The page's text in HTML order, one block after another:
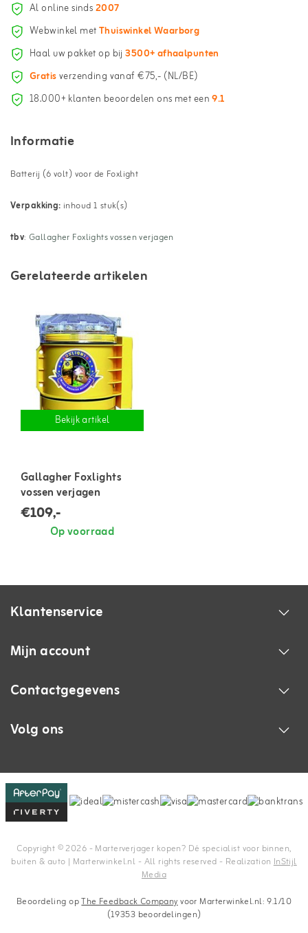
Al online sinds2007
Webwinkel metThuiswinkel Waarborg
Haal uw pakket op bij3500+ afhaalpunten
Gratisverzending vanaf €75,- (NL/BE)
18.000+ klanten beoordelen ons met een9.1
Informatie
Batterij (6 volt) voor de Foxlight
Verpakking: inhoud 1 stuk(s)
tbv: Gallagher Foxlights vossen verjagen
Gerelateerde artikelen
Bekijk artikel
Gallagher Foxlights
vossen verjagen
€109,-
Op voorraad
Klantenservice
Mijn account
Contactgegevens
Volg ons
Copyright © 2026 - Marterverjager kopen? Dé specialist voor binnen,
buiten & auto | Marterwinkel.nl - All rights reserved - Realization InStijl
Media
Beoordeling opThe Feedback Companyvoor Marterwinkel.nl: 9.1/10
(19353 beoordelingen)